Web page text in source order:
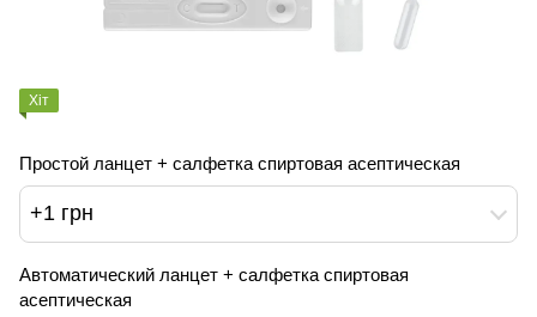
Хіт
Простой ланцет + салфетка спиртовая асептическая
+1 грн
Автоматический ланцет + салфетка спиртовая
асептическая